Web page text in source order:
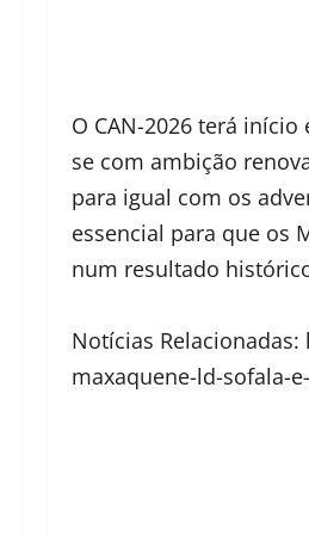
O CAN-2026 terá
se com ambição
para igual com os
essencial para que os
num resultado
Notícias
maxaquene-ld-sofala-